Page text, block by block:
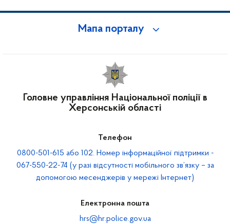
Мапа порталу
Головне управління Національної поліції в
Херсонській області
Телефон
0800-501-615 або 102. Номер інформаційної підтримки -
067-550-22-74 (у разі відсутності мобільного зв’язку – за
допомогою месенджерів у мережі Інтернет)
Електронна пошта
hrs@hr.police.gov.ua